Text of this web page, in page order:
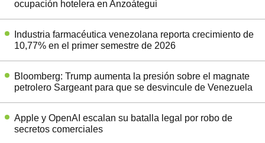
ocupación hotelera en Anzoátegui
Industria farmacéutica venezolana reporta crecimiento de
10,77% en el primer semestre de 2026
Bloomberg: Trump aumenta la presión sobre el magnate
petrolero Sargeant para que se desvincule de Venezuela
Apple y OpenAI escalan su batalla legal por robo de
secretos comerciales